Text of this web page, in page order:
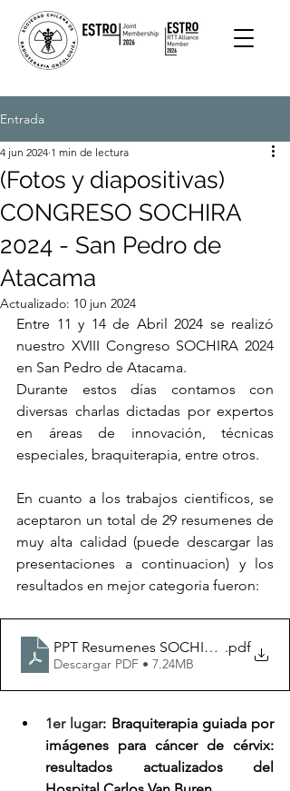
Entrada
(Fotos y diapositivas)
CONGRESO SOCHIRA
2024 - San Pedro de
Atacama
4 jun 2024 1 min de lectura
Actualizado: 10 jun 2024
Entre 11 y 14 de Abril 2024 se realizó
nuestro XVIII Congreso SOCHIRA 2024
en San Pedro de Atacama.
Durante estos días contamos con
diversas charlas dictadas por expertos
en áreas de innovación, técnicas
especiales, braquiterapia, entre otros.
En cuanto a los trabajos cientificos, se
aceptaron un total de 29 resumenes de
muy alta calidad (puede descargar las
presentaciones a continuacion) y los
resultados en mejor categoria fueron:
PPT Resumenes SOCHIRA 2024
.pdf
Descargar PDF • 7.24MB
1er lugar: Braquiterapia guiada por
imágenes para cáncer de cérvix:
resultados actualizados del